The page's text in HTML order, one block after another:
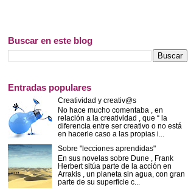
Buscar en este blog
Entradas populares
Creatividad y creativ@s
No hace mucho comentaba , en
relación a la creatividad , que “ la
diferencia entre ser creativo o no está
en hacerle caso a las propias i...
Sobre "lecciones aprendidas"
En sus novelas sobre Dune , Frank
Herbert sitúa parte de la acción en
Arrakis , un planeta sin agua, con gran
parte de su superficie c...